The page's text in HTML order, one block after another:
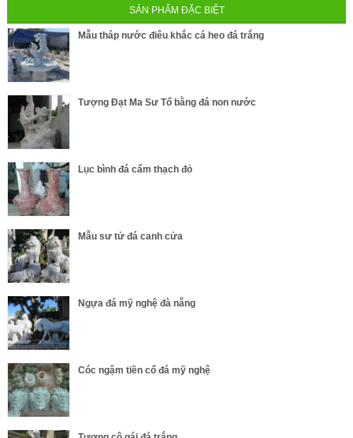
SẢN PHẨM ĐẶC BIỆT
Mẫu tháp nước điêu khắc cá heo đá trắng
Tượng Đạt Ma Sư Tổ bằng đá non nước
Lục bình đá cẩm thạch đỏ
Mẫu sư tử đá canh cửa
Ngựa đá mỹ nghệ đà nẵng
Cóc ngậm tiền cổ đá mỹ nghệ